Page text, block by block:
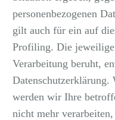
personenbezogenen
gilt auch für ein auf
Profiling. Die jeweilige
Verarbeitung beruht,
Datenschutzerklärung.
werden wir Ihre
nicht mehr